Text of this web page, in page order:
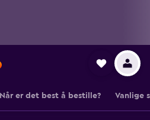
Når er det best å bestille? Vanlige